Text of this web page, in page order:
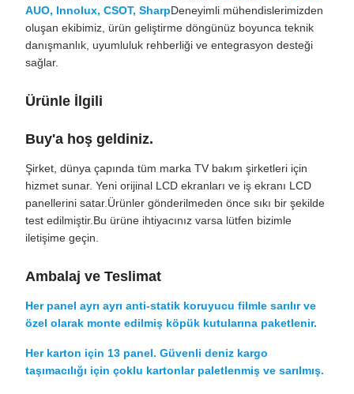
AUO, Innolux, CSOT, SharpDeneyimli mühendislerimizden
oluşan ekibimiz, ürün geliştirme döngünüz boyunca teknik
danışmanlık, uyumluluk rehberliği ve entegrasyon desteği
sağlar.
Ürünle İlgili
Buy'a hoş geldiniz.
Şirket, dünya çapında tüm marka TV bakım şirketleri için
hizmet sunar. Yeni orijinal LCD ekranları ve iş ekranı LCD
panellerini satar.Ürünler gönderilmeden önce sıkı bir şekilde
test edilmiştir.Bu ürüne ihtiyacınız varsa lütfen bizimle
iletişime geçin.
Ambalaj ve Teslimat
Her panel ayrı ayrı anti-statik koruyucu filmle sarılır ve
özel olarak monte edilmiş köpük kutularına paketlenir.
Her karton için 13 panel. Güvenli deniz kargo
taşımacılığı için çoklu kartonlar paletlenmiş ve sarılmış.